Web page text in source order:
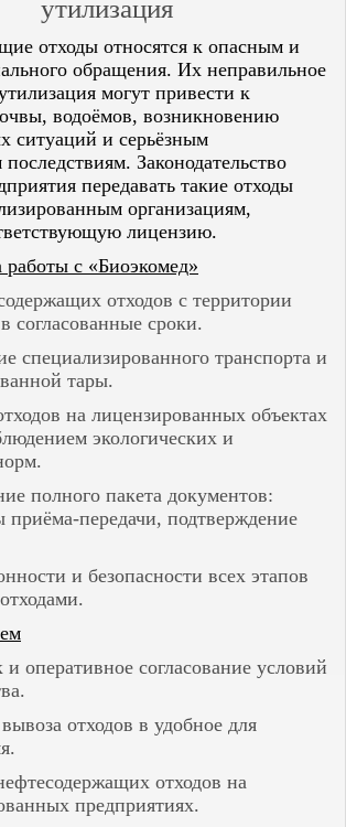
утилизация
отходы относятся к опасным и
обращения. Их неправильное
могут привести к
водоёмов, возникновению
ситуаций и серьёзным
Законодательство
передавать такие отходы
организациям,
лицензию.
с «Биоэкомед»
отходов с территории
согласованные сроки.
специализированного транспорта и
тары.
на лицензированных объектах
экологических и
полного пакета документов:
приёма-передачи, подтверждение
и безопасности всех этапов
оперативное согласование условий
отходов в удобное для
отходов на
предприятиях.